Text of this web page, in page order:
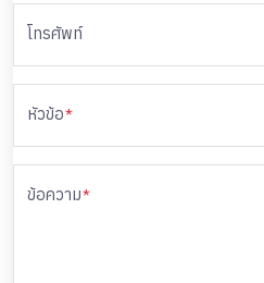
โทรศัพท์
หัวข้อ*
ข้อความ*